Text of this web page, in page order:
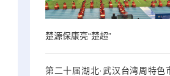
楚源保康亮“楚超”
第二十届湖北·武汉台湾周特色